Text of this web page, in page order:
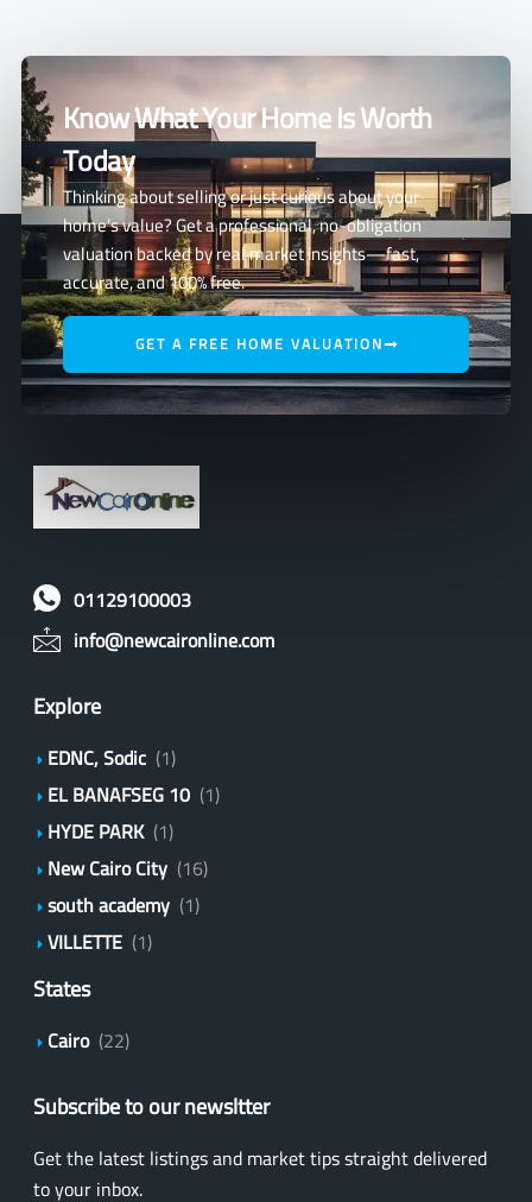
Know What Your Home Is Worth
Today
Thinking about selling or just curious about your
home’s value? Get a professional, no-obligation
valuation backed by real market insights—fast,
accurate, and 100% free.
GET A FREE HOME VALUATION
01129100003
info@newcaironline.com
Explore
EDNC, Sodic (1)
EL BANAFSEG 10 (1)
HYDE PARK (1)
New Cairo City (16)
south academy (1)
VILLETTE (1)
States
Cairo (22)
Subscribe to our newsltter
Get the latest listings and market tips straight delivered
to your inbox.